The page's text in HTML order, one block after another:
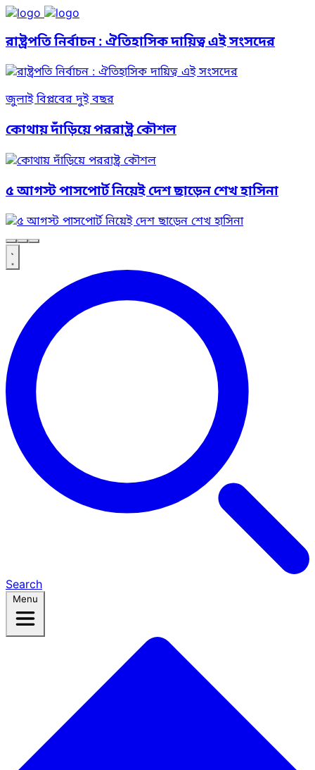
রাষ্ট্রপতি নির্বাচন : ঐতিহাসিক দায়িত্ব এই সংসদের
জুলাই বিপ্লবের দুই বছর
কোথায় দাঁড়িয়ে পররাষ্ট্র কৌশল
৫ আগস্ট পাসপোর্ট নিয়েই দেশ ছাড়েন শেখ হাসিনা
Search
Menu